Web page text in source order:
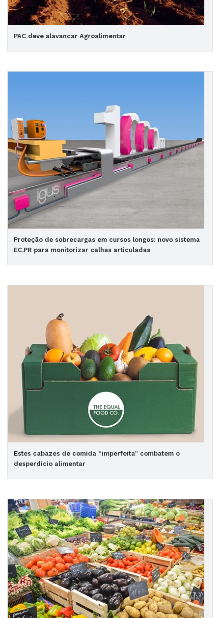
PAC deve alavancar Agroalimentar
Proteção de sobrecargas em cursos longos: novo sistema
EC.PR para monitorizar calhas articuladas
Estes cabazes de comida “imperfeita” combatem o
desperdício alimentar